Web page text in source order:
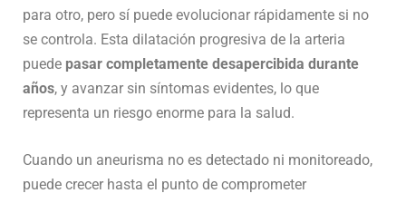
para otro, pero sí puede evolucionar rápidamente si no
se controla. Esta dilatación progresiva de la arteria
puede pasar completamente desapercibida durante
años, y avanzar sin síntomas evidentes, lo que
representa un riesgo enorme para la salud.
Cuando un aneurisma no es detectado ni monitoreado,
puede crecer hasta el punto de comprometer